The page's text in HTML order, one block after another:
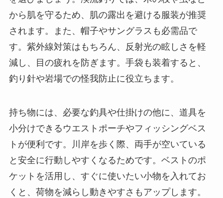
から肌を守るため、肌の露出を避ける服装が推奨
されます。また、帽子やサングラスも必需品で
す。紫外線対策はもちろん、反射光の眩しさを軽
減し、目の疲れを防ぎます。手袋も装着すると、
釣り針や岩場での怪我防止に役立ちます。
持ち物には、必要な釣具や仕掛けの他に、道具を
小分けできるウエストポーチやフィッシングベス
トが便利です。川岸を歩く際、両手が空いている
と安全に行動しやすくなるためです。ベストのポ
ケットを活用し、すぐに使いたい小物を入れてお
くと、荷物を減らし動きやすさもアップします。